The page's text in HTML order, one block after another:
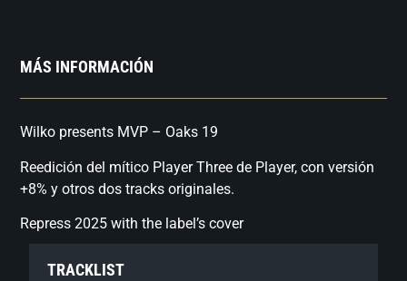
MÁS INFORMACIÓN
Wilko presents MVP – Oaks 19
Reedición del mítico Player Three de Player, con versión
+8% y otros dos tracks originales.
Repress 2025 with the label’s cover
TRACKLIST